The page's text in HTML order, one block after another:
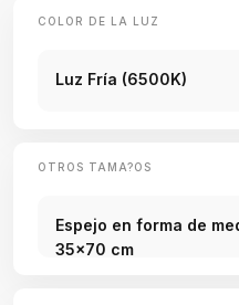
COLOR DE LA LUZ
Luz Fría (6500K)
OTROS TAMA?OS
Espejo en forma de
35x70 cm